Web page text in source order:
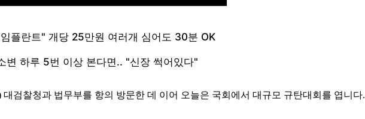
검찰청과 법무부를 항의 방문한 데 이어 오늘은 국회에서 대규모 규탄대회를 엽니다.